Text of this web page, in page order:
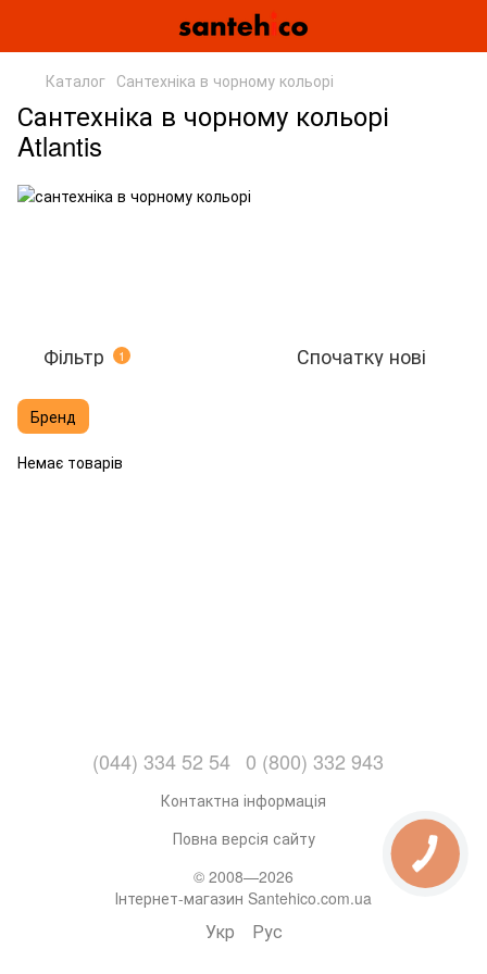
Каталог Сантехніка в чорному кольорі
Сантехніка в чорному кольорі
Atlantis
Фільтр 1 Спочатку нові
Бренд
Немає товарів
(044) 334 52 54 0 (800) 332 943
Контактна інформація
Повна версія сайту
© 2008—2026
Інтернет-магазин Santehico.com.ua
Укр Рус